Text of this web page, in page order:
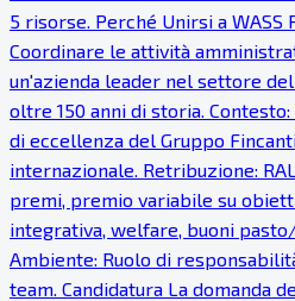
5 risorse. Perché Unirsi a WASS
Coordinare le attività
un'azienda leader nel settore
oltre 150 anni di storia.
di eccellenza del Gruppo
internazionale. Retribuzione:
premi, premio variabile su
integrativa, welfare, buoni
Ambiente: Ruolo di
team. Candidatura La domanda